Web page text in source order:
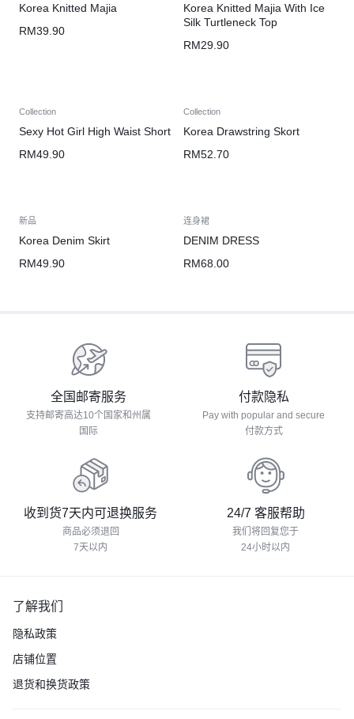
Korea Knitted Majia
RM39.90
Korea Knitted Majia With Ice
Silk Turtleneck Top
RM29.90
Collection
Sexy Hot Girl High Waist Short
RM49.90
Collection
Korea Drawstring Skort
RM52.70
新品
Korea Denim Skirt
RM49.90
连身裙
DENIM DRESS
RM68.00
全国邮寄服务
支持邮寄高达10个国家和州属
国际
付款隐私
Pay with popular and secure
付款方式
收到货7天内可退换服务
商品必须退回
7天以内
24/7 客服帮助
我们将回复您于
24小时以内
了解我们
隐私政策
店铺位置
退货和换货政策